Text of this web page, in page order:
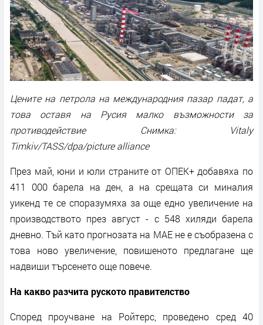
Цените на петрола на международния пазар падат, а
това оставя на Русия малко възможности за
противодействие Снимка: Vitaly
Timkiv/TASS/dpa/picture alliance
През май, юни и юли страните от ОПЕК+ добавяха по
411 000 барела на ден, а на срещата си миналия
уикенд те се споразумяха за още едно увеличение на
производството през август - с 548 хиляди барела
дневно. Тъй като прогнозата на МАЕ не е съобразена с
това ново увеличение, повишеното предлагане ще
надвиши търсенето още повече.
На какво разчита руското правителство
Според проучване на Ройтерс, проведено сред 40